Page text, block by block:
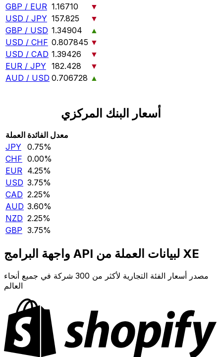
GBP / EUR 1.16710
▼
USD / JPY 157.825
▼
GBP / USD 1.34904
▲
USD / CHF 0.807845 ▼
USD / CAD 1.39426
▼
EUR / JPY 182.428
▼
AUD / USD 0.706728 ▲
أسعار البنك المركزي
العملة معدل الفائدة
JPY 0.75‎%‎
CHF 0.00‎%‎
EUR 4.25‎%‎
USD 3.75‎%‎
CAD 2.25‎%‎
AUD 3.60‎%‎
NZD 2.25‎%‎
GBP 3.75‎%‎
واجهة البرامج API لبيانات العملة من XE
مصدر أسعار الفئة التجارية لأكثر من 300 شركة في جميع أنحاء
العالم